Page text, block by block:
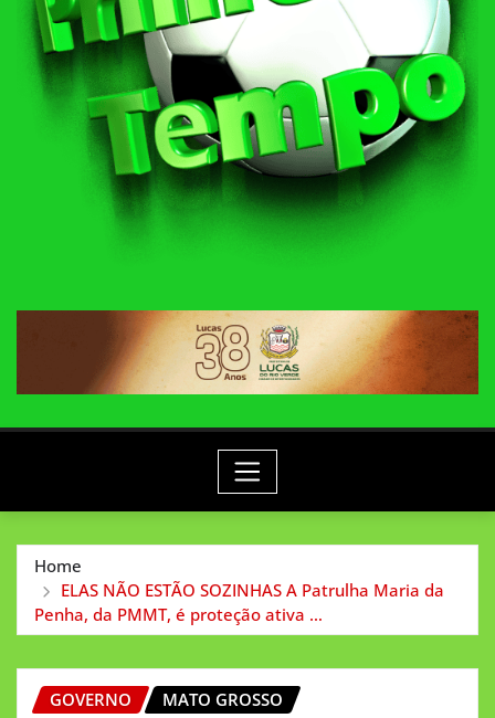
Home
ELAS NÃO ESTÃO SOZINHAS A Patrulha Maria da
Penha, da PMMT, é proteção ativa …
GOVERNO MATO GROSSO